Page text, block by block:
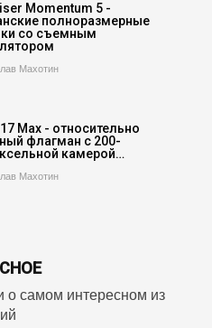
Momentum 5 -
полноразмерные
со съемным
Махотин
Max - относительно
флагман с 200-
камерой…
Махотин
о самом интересном из